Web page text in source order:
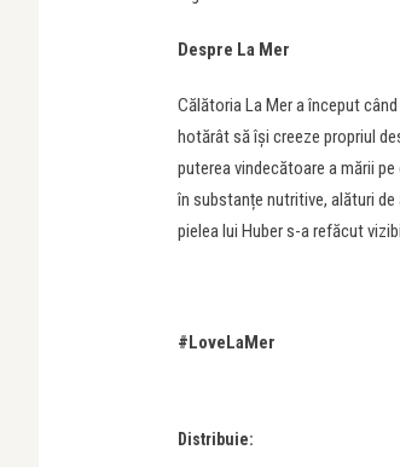
Despre La Mer
Călătoria La Mer a început
hotărât să își creeze propriul
puterea vindecătoare a mării
în substanțe nutritive, alături de
pielea lui Huber s-a refăcut
#LoveLaMer
Distribuie: